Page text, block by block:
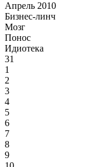
Апрель 2010
Бизнес-линч
Мозг
Понос
Идиотека
31
1
2
3
4
5
6
7
8
9